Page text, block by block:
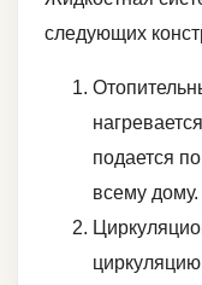
следующих
подается
всему дому.